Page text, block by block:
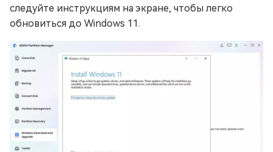
следуйте инструкциям на экране, чтобы легко
обновиться до Windows 11.